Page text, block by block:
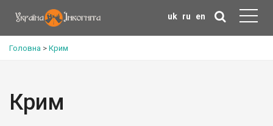
uk ru en
Головна > Крим
Крим